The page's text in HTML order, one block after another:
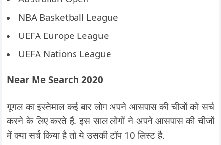
NBA Basketball League
UEFA Europe League
UEFA Nations League
Near Me Search 2020
गूगल का इस्तेमाल कई बार लोग अपने आसपास की चीजों को सर्च
करने के लिए करते हैं. इस साल लोगों ने अपने आसपास की चीजों
में क्या सर्च किया है तो ये उसकी टॉप 10 लिस्ट है.